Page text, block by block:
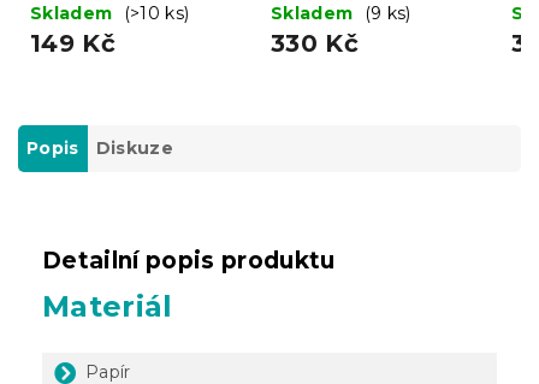
Skladem
(>10 ks)
149 Kč
Skladem
(9 ks)
330 Kč
Popis Diskuze
Detailní popis produktu
Materiál
Papír